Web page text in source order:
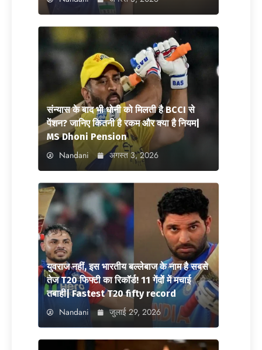
संन्यास के बाद भी धोनी को मिलती है BCCI से
पेंशन? जानिए कितनी है रकम और क्या है नियम|
MS Dhoni Pension
Nandani अगस्त 3, 2026
युवराज नहीं, इस भारतीय बल्लेबाज के नाम है सबसे
तेज T20 फिफ्टी का रिकॉर्ड! 11 गेंदों में मचाई
तबाही| Fastest T20 fifty record
Nandani जुलाई 29, 2026